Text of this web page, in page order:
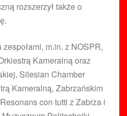
rozszerzył także o
m.in. z NOSPR,
Kameralną oraz
Silesian Chamber
Kameralną, Zabrzańskim
con tutti z Zabrza i